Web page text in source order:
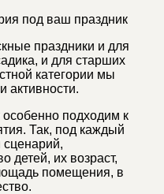
под ваш праздник
праздники и для
и для старших
категории мы
активности.
подходим к
Так, под каждый
детей, их возраст,
помещения, в